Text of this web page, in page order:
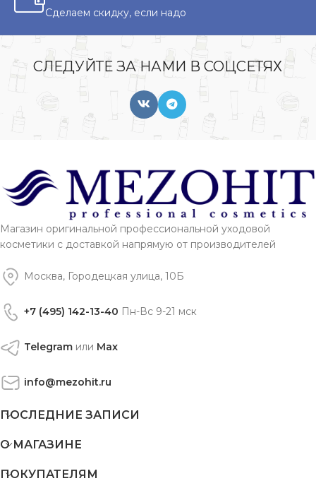
Сделаем скидку, если надо
СЛЕДУЙТЕ ЗА НАМИ В СОЦСЕТЯХ
Магазин оригинальной профессиональной уходовой
косметики с доставкой напрямую от производителей
Москва, Городецкая улица, 10Б
+7 (495) 142-13-40 Пн-Вс 9-21 мск
Telegram или Max
info@mezohit.ru
ПОСЛЕДНИЕ ЗАПИСИ
О МАГАЗИНЕ
ПОКУПАТЕЛЯМ